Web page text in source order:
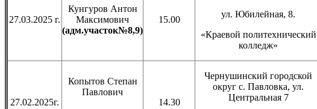
27.03.2025 г.
Кунгуров Антон
Максимович
(адм.участок№8,9)
15.00
ул. Юбилейная, 8.
«Краевой политехнический
колледж»
27.02.2025г.
Копытов Степан
Павлович
14.30
Чернушинский городской
округ с. Павловка, ул.
Центральная 7